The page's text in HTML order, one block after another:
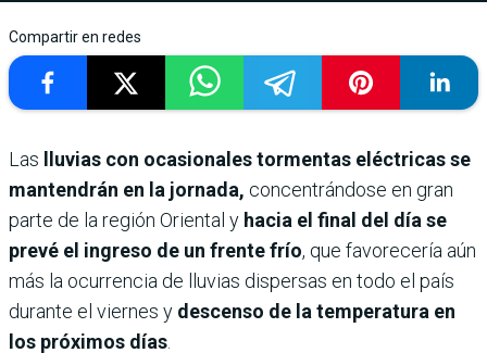
Compartir en redes
Las lluvias con ocasionales tormentas eléctricas se
mantendrán en la jornada, concentrándose en gran
parte de la región Oriental y hacia el final del día se
prevé el ingreso de un frente frío, que favorecería aún
más la ocurrencia de lluvias dispersas en todo el país
durante el viernes y descenso de la temperatura en
los próximos días